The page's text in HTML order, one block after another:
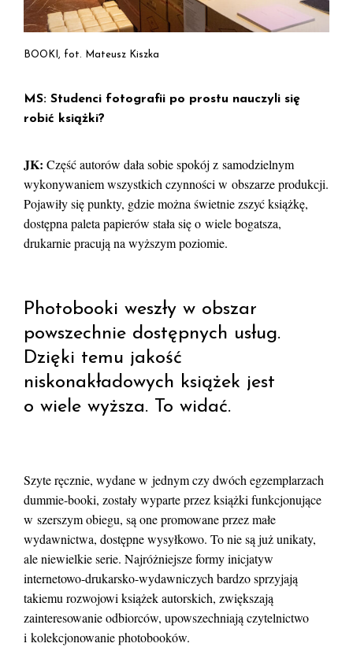
BOOKI, fot. Mateusz Kiszka
MS: Studenci fotografii po prostu nauczyli się
robić książki?
JK: Część autorów dała sobie spokój z samodzielnym
wykonywaniem wszystkich czynności w obszarze produkcji.
Pojawiły się punkty, gdzie można świetnie zszyć książkę,
dostępna paleta papierów stała się o wiele bogatsza,
drukarnie pracują na wyższym poziomie.
Photobooki weszły w obszar
powszechnie dostępnych usług.
Dzięki temu jakość
niskonakładowych książek jest
o wiele wyższa. To widać.
Szyte ręcznie, wydane w jednym czy dwóch egzemplarzach
dummie-booki, zostały wyparte przez książki funkcjonujące
w szerszym obiegu, są one promowane przez małe
wydawnictwa, dostępne wysyłkowo. To nie są już unikaty,
ale niewielkie serie. Najróżniejsze formy inicjatyw
internetowo-drukarsko-wydawniczych bardzo sprzyjają
takiemu rozwojowi książek autorskich, zwiększają
zainteresowanie odbiorców, upowszechniają czytelnictwo
i kolekcjonowanie photobooków.